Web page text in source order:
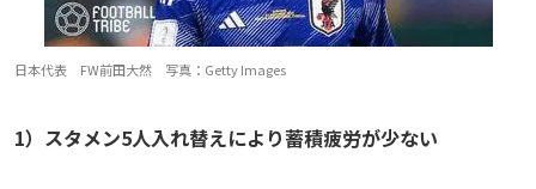
日本代表 FW前田大然 写真：Getty Images
1）スタメン5人入れ替えにより蓄積疲労が少ない